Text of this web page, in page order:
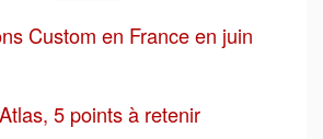
Custom en France en juin
5 points à retenir